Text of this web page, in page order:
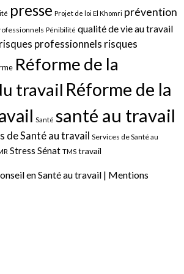
presse Projet de loi El Khomri prévention
Pénibilité qualité de vie au travail
risques professionnels risques
Réforme de la
travail Réforme de la
Santé santé au travail
de Santé au travail Services de Santé au
Stress Sénat TMS travail
en Santé au travail | Mentions